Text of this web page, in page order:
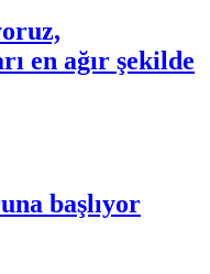
en ağır şekilde
başlıyor